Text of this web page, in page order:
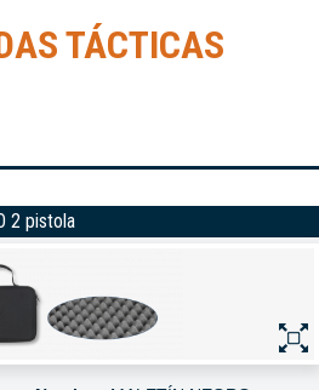
TÁCTICAS
2 pistola